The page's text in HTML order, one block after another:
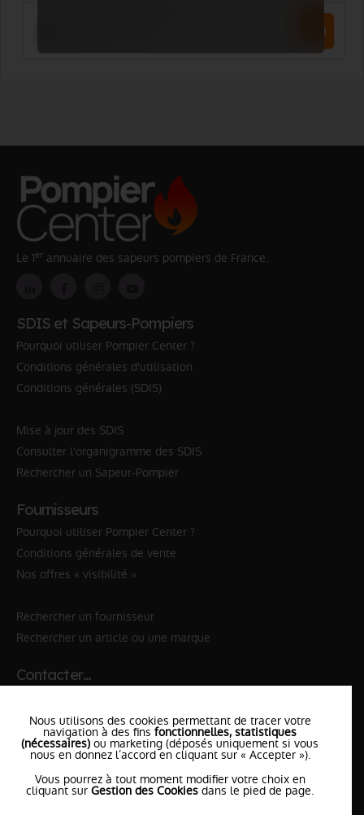
Le 1er annuaire des sapeurs pompiers de France.
SDIS et Sapeurs-Pompiers
Pourquoi utiliser Pompier Center ?
Conditions générales d'utilisation
Conditions générales (SDIS)
Mise à jour des SDIS
Consulter l'organigramme des SDIS
Rechercher un Sapeur-Pompier
Fournisseurs
Pourquoi utiliser Pompier Center ?
Conditions générales de vente
Nos offres « visibilité »
Rechercher un fournisseur
Rechercher un article ou une marque
Contacter…
✆ 18№National Sapeurs-Pompiers
le SDISle plus proche
l'équipePompierCenter
Nous utilisons des cookies permettant de tracer votre
navigation à des fins fonctionnelles, statistiques
(nécessaires) ou marketing (déposés uniquement si vous
nous en donnez l’accord en cliquant sur « Accepter »).
Vous pourrez à tout moment modifier votre choix en
cliquant sur Gestion des Cookies dans le pied de page.